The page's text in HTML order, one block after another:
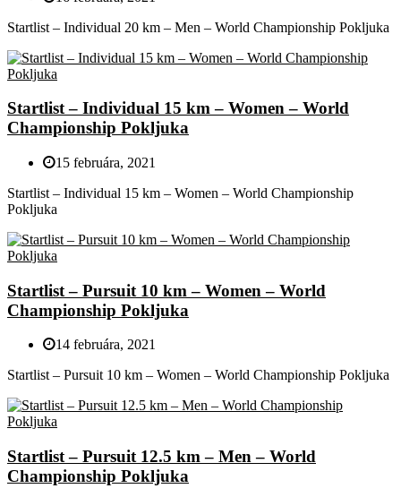
Startlist – Individual 20 km – Men – World Championship Pokljuka
Startlist – Individual 15 km – Women – World
Championship Pokljuka
15 februára, 2021
Startlist – Individual 15 km – Women – World Championship
Pokljuka
Startlist – Pursuit 10 km – Women – World
Championship Pokljuka
14 februára, 2021
Startlist – Pursuit 10 km – Women – World Championship Pokljuka
Startlist – Pursuit 12.5 km – Men – World
Championship Pokljuka